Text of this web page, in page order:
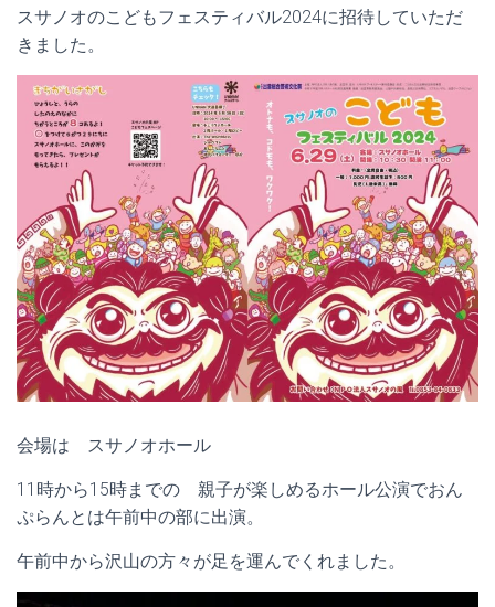
スサノオのこどもフェスティバル2024に招待していただ
きました。
会場は スサノオホール
11時から15時までの 親子が楽しめるホール公演でおん
ぷらんとは午前中の部に出演。
午前中から沢山の方々が足を運んでくれました。